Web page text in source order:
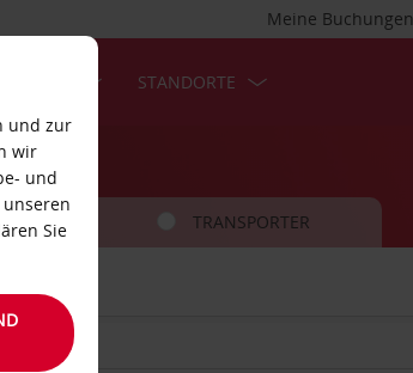
Meine Buchungen
STANDORTE
TRANSPORTER
und zur
wir
und
Sie